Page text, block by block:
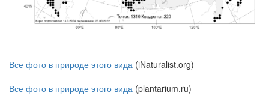
Все фото в природе этого вида (iNaturalist.org)
Все фото в природе этого вида (plantarium.ru)